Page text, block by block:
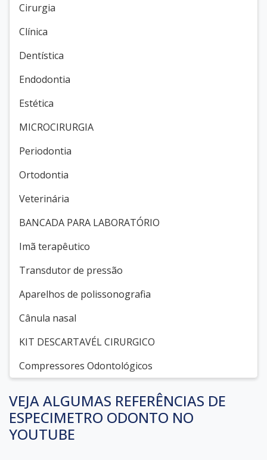
Cirurgia
Clínica
Dentística
Endodontia
Estética
MICROCIRURGIA
Periodontia
Ortodontia
Veterinária
BANCADA PARA LABORATÓRIO
Imã terapêutico
Transdutor de pressão
Aparelhos de polissonografia
Cânula nasal
KIT DESCARTAVÉL CIRURGICO
Compressores Odontológicos
VEJA ALGUMAS REFERÊNCIAS DE
ESPECIMETRO ODONTO NO
YOUTUBE